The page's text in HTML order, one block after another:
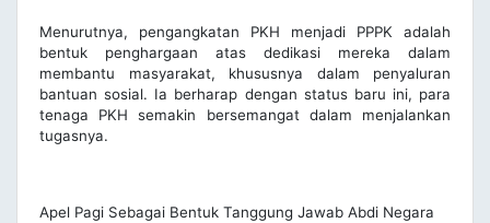
Menurutnya, pengangkatan PKH menjadi PPPK adalah
bentuk penghargaan atas dedikasi mereka dalam
membantu masyarakat, khususnya dalam penyaluran
bantuan sosial. Ia berharap dengan status baru ini, para
tenaga PKH semakin bersemangat dalam menjalankan
tugasnya.
Apel Pagi Sebagai Bentuk Tanggung Jawab Abdi Negara